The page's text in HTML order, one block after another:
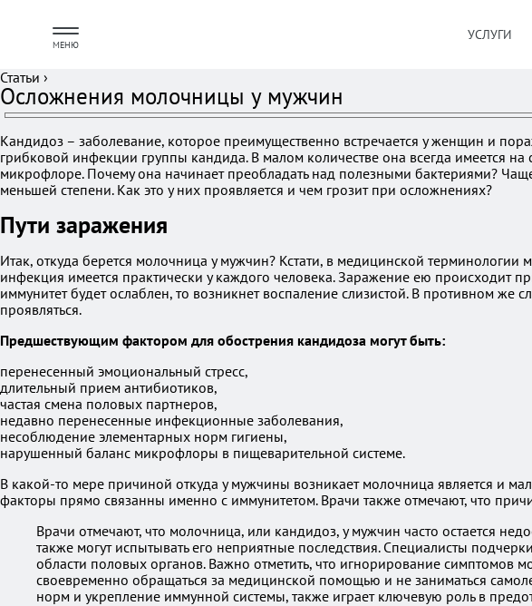
МЕНЮ
УСЛУГИ
Статьи ›
Осложнения молочницы у мужчин
Кандидоз – заболевание, которое преимущественно встречается у женщин и
грибковой инфекции группы кандида. В малом количестве она всегда имеется
микрофлоре. Почему она начинает преобладать над полезными бактериями?
меньшей степени. Как это у них проявляется и чем грозит при осложнениях?
Пути заражения
Итак, откуда берется молочница у мужчин? Кстати, в медицинской
инфекция имеется практически у каждого человека. Заражение ею происходит
иммунитет будет ослаблен, то возникнет воспаление слизистой. В противном же
проявляться.
Предшествующим фактором для обострения кандидоза могут быть:
перенесенный эмоциональный стресс,
длительный прием антибиотиков,
частая смена половых партнеров,
недавно перенесенные инфекционные заболевания,
несоблюдение элементарных норм гигиены,
нарушенный баланс микрофлоры в пищеварительной системе.
В какой-то мере причиной откуда у мужчины возникает молочница является и
факторы прямо связанны именно с иммунитетом. Врачи также отмечают, что
Врачи отмечают, что молочница, или кандидоз, у мужчин часто остается
также могут испытывать его неприятные последствия. Специалисты
области половых органов. Важно отметить, что игнорирование симптомов
своевременно обращаться за медицинской помощью и не заниматься
норм и укрепление иммунной системы, также играет ключевую роль в